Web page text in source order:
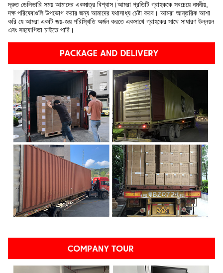
দ্রুত ডেলিভারি সময় আমাদের একমাত্র বিশ্বাস।আমরা প্রতিটি গ্রাহককে সবচেয়ে নমনীয়,
দক্ষ পরিষেবাগুলি উপভোগ করার জন্য আমাদের যথাসাধ্য চেষ্টা করব। আমরা আন্তরিক আশা
করি যে আমরা একটি জয়-জয় পরিস্থিতি অর্জন করতে একসাথে গ্রাহকের সাথে সাধারণ উন্নয়ন
এবং সহযোগিতা চাইতে পারি।